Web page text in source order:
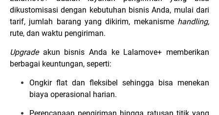
dikustomisasi dengan kebutuhan bisnis Anda, mulai dari
tarif, jumlah barang yang dikirim, mekanisme handling,
rute, dan waktu pengiriman.
Upgrade akun bisnis Anda ke Lalamove+ memberikan
berbagai keuntungan, seperti:
Ongkir flat dan fleksibel sehingga bisa menekan
biaya operasional harian.